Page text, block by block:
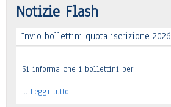
Notizie Flash
Invio bollettini quota iscrizione 2026
Si informa che i bollettini per
… Leggi tutto